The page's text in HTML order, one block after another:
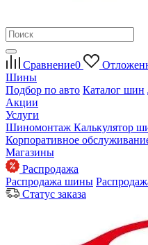
Сравнение0
Шины
Подбор по авто Каталог шин
Акции
Услуги
Шиномонтаж Калькулятор
Корпоративное
Магазины
Распродажа
Распродажа шины
Статус заказа